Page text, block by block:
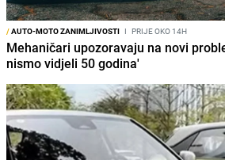
/AUTO-MOTO ZANIMLJIVOSTI I PRIJE OKO 14H
Mehaničari upozoravaju na novi
nismo vidjeli 50 godina'